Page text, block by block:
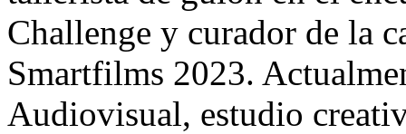
Challenge y curador de la
Smartfilms 2023.
Audiovisual, estudio